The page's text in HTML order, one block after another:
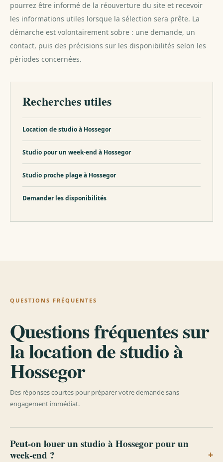
pourrez être informé de la réouverture du site et recevoir
les informations utiles lorsque la sélection sera prête. La
démarche est volontairement sobre : une demande, un
contact, puis des précisions sur les disponibilités selon les
périodes concernées.
Recherches utiles
Location de studio à Hossegor
Studio pour un week-end à Hossegor
Studio proche plage à Hossegor
Demander les disponibilités
QUESTIONS FRÉQUENTES
Questions fréquentes sur
la location de studio à
Hossegor
Des réponses courtes pour préparer votre demande sans
engagement immédiat.
Peut-on louer un studio à Hossegor pour un
week-end ?